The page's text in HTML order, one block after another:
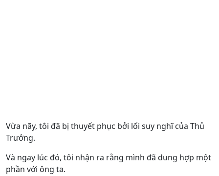
Vừa nãy, tôi đã bị thuyết phục bởi lối suy nghĩ của Thủ
Trưởng.
Và ngay lúc đó, tôi nhận ra rằng mình đã dung hợp một
phần với ông ta.